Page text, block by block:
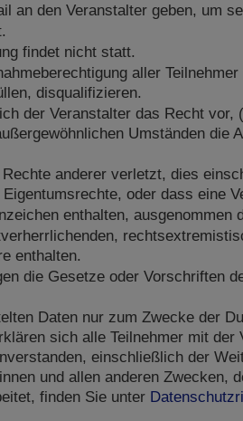
an den Veranstalter geben, um
findet nicht statt.
aller
disqualifizieren.
der Veranstalter das Recht
Umständen die
anderer verletzt, dies
oder dass eine
enthalten, ausgenommen
enthalten.
die Gesetze oder Vorschriften
Daten nur zum Zwecke der
sich alle Teilnehmer mit
einschließlich der
und allen anderen Zwecken,
finden Sie unter